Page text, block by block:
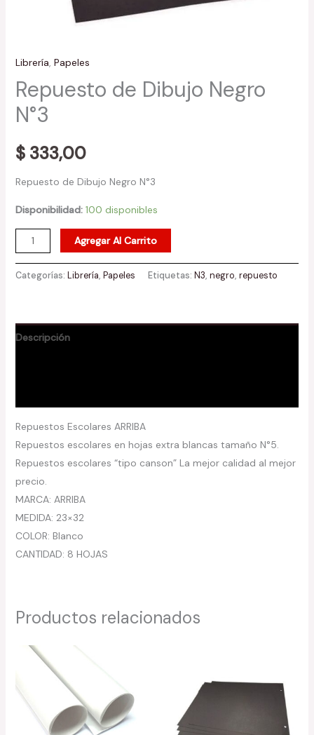
Librería, Papeles
Repuesto de Dibujo Negro
N°3
$333,00
Repuesto de Dibujo Negro N°3
Disponibilidad: 100 disponibles
Agregar Al Carrito
Categorías: Librería, Papeles Etiquetas: N3, negro, repuesto
Descripción
Repuestos Escolares ARRIBA
Repuestos escolares en hojas extra blancas tamaño N°5.
Repuestos escolares “tipo canson” La mejor calidad al mejor
precio.
MARCA: ARRIBA
MEDIDA: 23×32
COLOR: Blanco
CANTIDAD: 8 HOJAS
Productos relacionados